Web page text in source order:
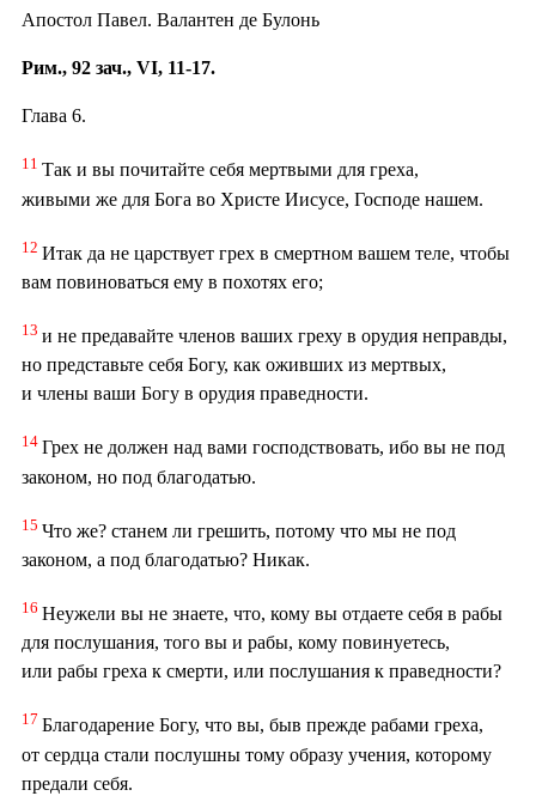
Апостол Павел. Валантен де Булонь
Рим., 92 зач., VI, 11-17.
Глава 6.
11 Так и вы почитайте себя мертвыми для греха,
живыми же для Бога во Христе Иисусе, Господе нашем.
12 Итак да не царствует грех в смертном вашем теле, чтобы
вам повиноваться ему в похотях его;
13 и не предавайте членов ваших греху в орудия неправды,
но представьте себя Богу, как оживших из мертвых,
и члены ваши Богу в орудия праведности.
14 Грех не должен над вами господствовать, ибо вы не под
законом, но под благодатью.
15 Что же? станем ли грешить, потому что мы не под
законом, а под благодатью? Никак.
16 Неужели вы не знаете, что, кому вы отдаете себя в рабы
для послушания, того вы и рабы, кому повинуетесь,
или рабы греха к смерти, или послушания к праведности?
17 Благодарение Богу, что вы, быв прежде рабами греха,
от сердца стали послушны тому образу учения, которому
предали себя.